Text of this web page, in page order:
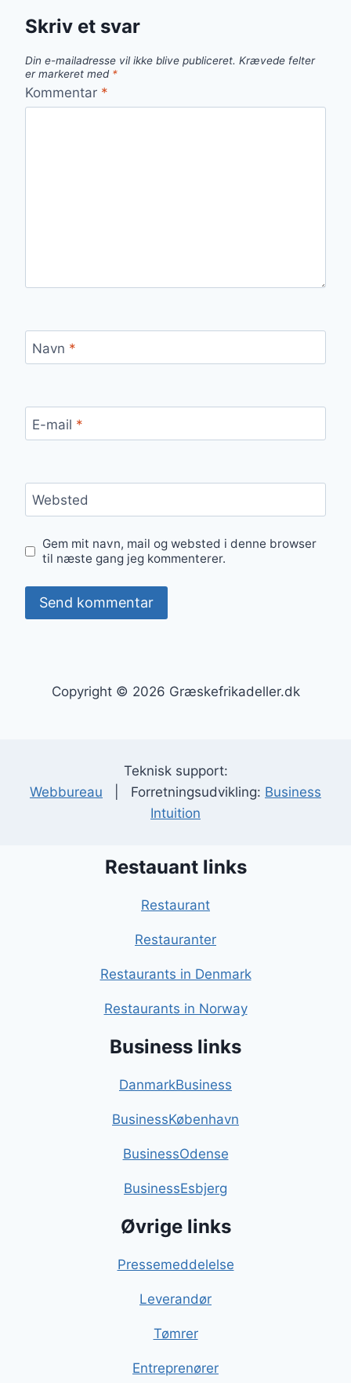
Skriv et svar
Din e-mailadresse vil ikke blive publiceret. Krævede felter
er markeret med *
Kommentar *
Navn *
E-mail *
Websted
Gem mit navn, mail og websted i denne browser
til næste gang jeg kommenterer.
Copyright © 2026 Græskefrikadeller.dk
Teknisk support:
Webbureau | Forretningsudvikling: Business
Intuition
Restauant links
Restaurant
Restauranter
Restaurants in Denmark
Restaurants in Norway
Business links
DanmarkBusiness
BusinessKøbenhavn
BusinessOdense
BusinessEsbjerg
Øvrige links
Pressemeddelelse
Leverandør
Tømrer
Entreprenører